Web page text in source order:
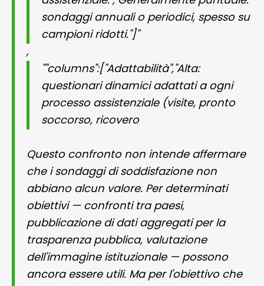
sondaggi annuali o periodici, spesso su
campioni ridotti."]"
,
""columns":["Adattabilità","Alta:
questionari dinamici adattati a ogni
processo assistenziale (visite, pronto
soccorso, ricovero
Questo confronto non intende affermare
che i sondaggi di soddisfazione non
abbiano alcun valore. Per determinati
obiettivi — confronti tra paesi,
pubblicazione di dati aggregati per la
trasparenza pubblica, valutazione
dell'immagine istituzionale — possono
ancora essere utili. Ma per l'obiettivo che